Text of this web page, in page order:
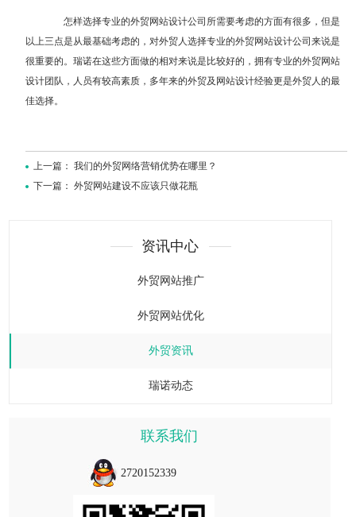
怎样选择专业的外贸网站设计公司所需要考虑的方面有很多，但是
以上三点是从最基础考虑的，对外贸人选择专业的外贸网站设计公司来说是
很重要的。瑞诺在这些方面做的相对来说是比较好的，拥有专业的外贸网站
设计团队，人员有较高素质，多年来的外贸及网站设计经验更是外贸人的最
佳选择。
上一篇：我们的外贸网络营销优势在哪里？
下一篇：外贸网站建设不应该只做花瓶
资讯中心
外贸网站推广
外贸网站优化
外贸资讯
瑞诺动态
联系我们
2720152339